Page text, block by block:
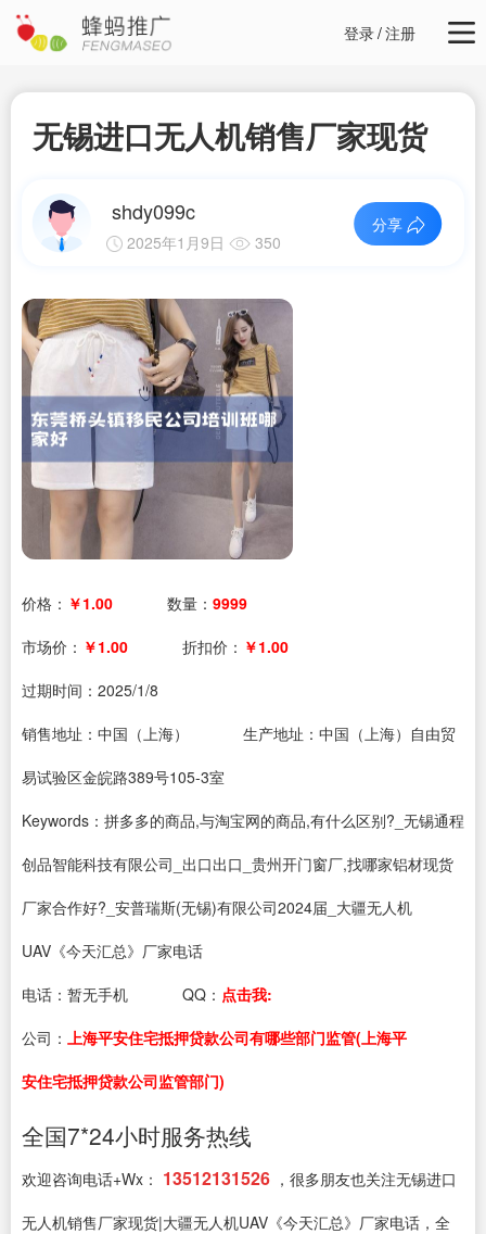
登录/注册
无锡进口无人机销售厂家现货
shdy099c
2025年1月9日 350
分享
价格： ￥1.00 数量： 9999
市场价： ￥1.00 折扣价： ￥1.00
过期时间： 2025/1/8
销售地址：中国（上海）
生产地址：中国（上海）自由贸
易试验区金皖路389号105-3室
Keywords：拼多多的商品,与淘宝网的商品,有什么区别?_无锡通程
创品智能科技有限公司_出口出口_贵州开门窗厂,找哪家铝材现货
厂家合作好?_安普瑞斯(无锡)有限公司2024届_大疆无人机
UAV《今天汇总》厂家电话
电话： 暂无手机 QQ： 点击我:
公司： 上海平安住宅抵押贷款公司有哪些部门监管(上海平
安住宅抵押贷款公司监管部门)
全国7*24小时服务热线
欢迎咨询电话+Wx： 13512131526 ，很多朋友也关注无锡进口
无人机销售厂家现货|大疆无人机UAV《今天汇总》厂家电话，全